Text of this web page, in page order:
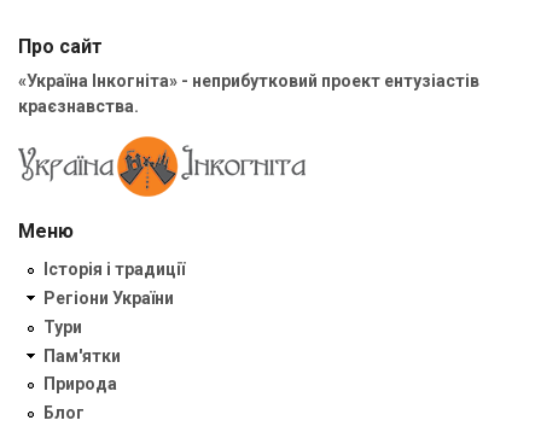
Про сайт
«Україна Інкогніта» - неприбутковий проект ентузіастів
краєзнавства.
Меню
Історія і традиції
Регіони України
Тури
Пам'ятки
Природа
Блог